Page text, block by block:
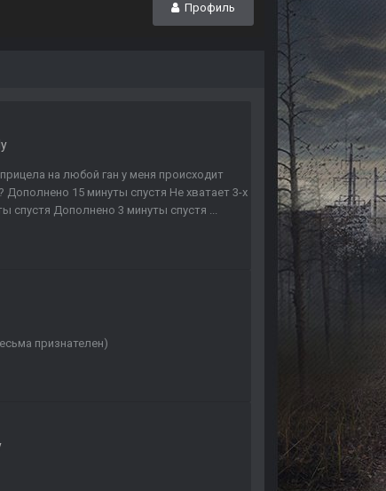
Профиль
на любой ган у меня происходит
Дополнено 15 минуты спустя Не хватает 3-х
спустя Дополнено 3 минуты спустя ...
признателен)